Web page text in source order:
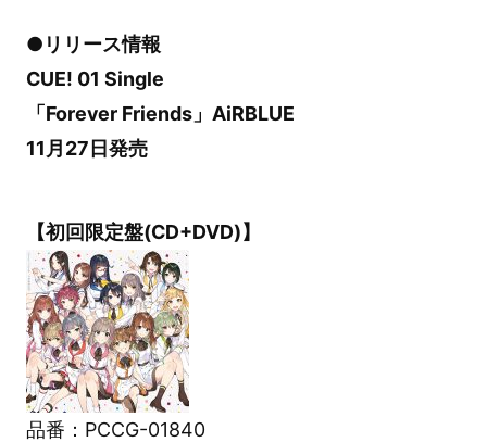
●リリース情報
CUE! 01 Single
「Forever Friends」AiRBLUE
11月27日発売
【初回限定盤(CD+DVD)】
品番：PCCG-01840